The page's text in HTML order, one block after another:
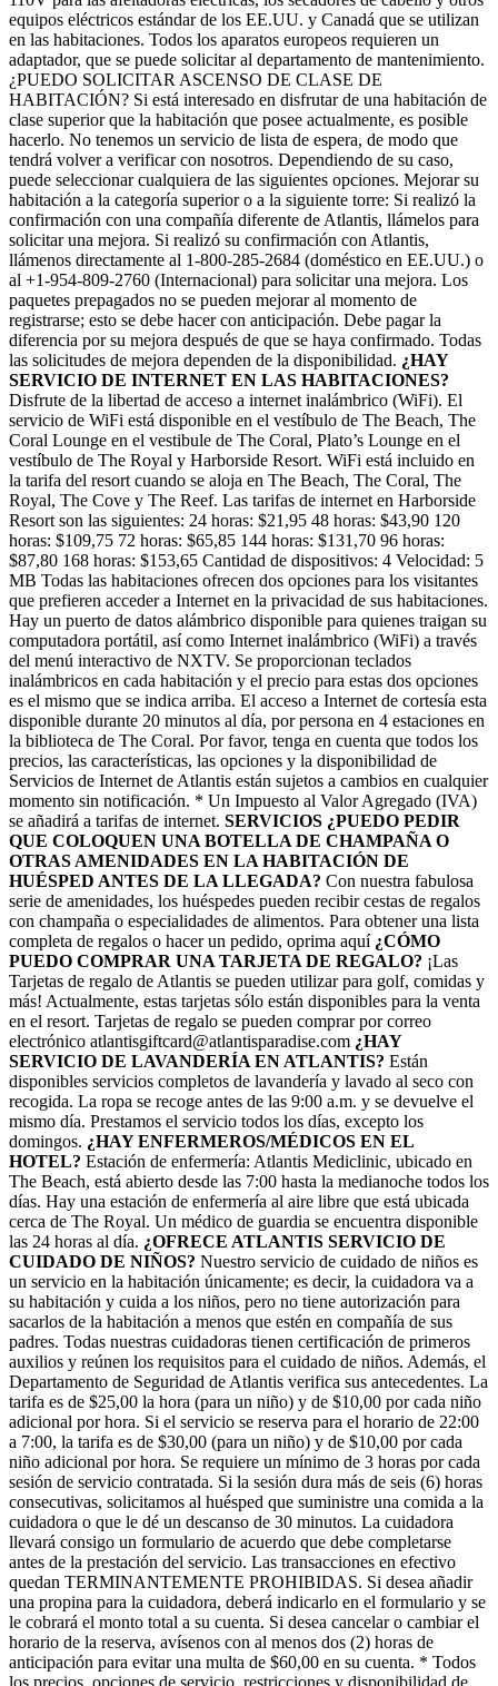
equipos eléctricos estándar de los EE.UU. y Canadá que se utilizan
en las habitaciones. Todos los aparatos europeos requieren un
adaptador, que se puede solicitar al departamento de mantenimiento.
¿PUEDO SOLICITAR ASCENSO DE CLASE DE
HABITACIÓN? Si está interesado en disfrutar de una habitación de
clase superior que la habitación que posee actualmente, es posible
hacerlo. No tenemos un servicio de lista de espera, de modo que
tendrá volver a verificar con nosotros. Dependiendo de su caso,
puede seleccionar cualquiera de las siguientes opciones. Mejorar su
habitación a la categoría superior o a la siguiente torre: Si realizó la
confirmación con una compañía diferente de Atlantis, llámelos para
solicitar una mejora. Si realizó su confirmación con Atlantis,
llámenos directamente al 1-800-285-2684 (doméstico en EE.UU.) o
al +1-954-809-2760 (Internacional) para solicitar una mejora. Los
paquetes prepagados no se pueden mejorar al momento de
registrarse; esto se debe hacer con anticipación. Debe pagar la
diferencia por su mejora después de que se haya confirmado. Todas
las solicitudes de mejora dependen de la disponibilidad. ¿HAY
SERVICIO DE INTERNET EN LAS HABITACIONES?
Disfrute de la libertad de acceso a internet inalámbrico (WiFi). El
servicio de WiFi está disponible en el vestíbulo de The Beach, The
Coral Lounge en el vestibule de The Coral, Plato’s Lounge en el
vestíbulo de The Royal y Harborside Resort. WiFi está incluido en
la tarifa del resort cuando se aloja en The Beach, The Coral, The
Royal, The Cove y The Reef. Las tarifas de internet en Harborside
Resort son las siguientes: 24 horas: $21,95 48 horas: $43,90 120
horas: $109,75 72 horas: $65,85 144 horas: $131,70 96 horas:
$87,80 168 horas: $153,65 Cantidad de dispositivos: 4 Velocidad: 5
MB Todas las habitaciones ofrecen dos opciones para los visitantes
que prefieren acceder a Internet en la privacidad de sus habitaciones.
Hay un puerto de datos alámbrico disponible para quienes traigan su
computadora portátil, así como Internet inalámbrico (WiFi) a través
del menú interactivo de NXTV. Se proporcionan teclados
inalámbricos en cada habitación y el precio para estas dos opciones
es el mismo que se indica arriba. El acceso a Internet de cortesía esta
disponible durante 20 minutos al día, por persona en 4 estaciones en
la biblioteca de The Coral. Por favor, tenga en cuenta que todos los
precios, las características, las opciones y la disponibilidad de
Servicios de Internet de Atlantis están sujetos a cambios en cualquier
momento sin notificación. * Un Impuesto al Valor Agregado (IVA)
se añadirá a tarifas de internet. SERVICIOS ¿PUEDO PEDIR
QUE COLOQUEN UNA BOTELLA DE CHAMPAÑA O
OTRAS AMENIDADES EN LA HABITACIÓN DE
HUÉSPED ANTES DE LA LLEGADA? Con nuestra fabulosa
serie de amenidades, los huéspedes pueden recibir cestas de regalos
con champaña o especialidades de alimentos. Para obtener una lista
completa de regalos o hacer un pedido, oprima aquí ¿CÓMO
PUEDO COMPRAR UNA TARJETA DE REGALO? ¡Las
Tarjetas de regalo de Atlantis se pueden utilizar para golf, comidas y
más! Actualmente, estas tarjetas sólo están disponibles para la venta
en el resort. Tarjetas de regalo se pueden comprar por correo
electrónico atlantisgiftcard@atlantisparadise.com ¿HAY
SERVICIO DE LAVANDERÍA EN ATLANTIS? Están
disponibles servicios completos de lavandería y lavado al seco con
recogida. La ropa se recoge antes de las 9:00 a.m. y se devuelve el
mismo día. Prestamos el servicio todos los días, excepto los
domingos. ¿HAY ENFERMEROS/MÉDICOS EN EL
HOTEL? Estación de enfermería: Atlantis Mediclinic, ubicado en
The Beach, está abierto desde las 7:00 hasta la medianoche todos los
días. Hay una estación de enfermería al aire libre que está ubicada
cerca de The Royal. Un médico de guardia se encuentra disponible
las 24 horas al día. ¿OFRECE ATLANTIS SERVICIO DE
CUIDADO DE NIÑOS? Nuestro servicio de cuidado de niños es
un servicio en la habitación únicamente; es decir, la cuidadora va a
su habitación y cuida a los niños, pero no tiene autorización para
sacarlos de la habitación a menos que estén en compañía de sus
padres. Todas nuestras cuidadoras tienen certificación de primeros
auxilios y reúnen los requisitos para el cuidado de niños. Además, el
Departamento de Seguridad de Atlantis verifica sus antecedentes. La
tarifa es de $25,00 la hora (para un niño) y de $10,00 por cada niño
adicional por hora. Si el servicio se reserva para el horario de 22:00
a 7:00, la tarifa es de $30,00 (para un niño) y de $10,00 por cada
niño adicional por hora. Se requiere un mínimo de 3 horas por cada
sesión de servicio contratada. Si la sesión dura más de seis (6) horas
consecutivas, solicitamos al huésped que suministre una comida a la
cuidadora o que le dé un descanso de 30 minutos. La cuidadora
llevará consigo un formulario de acuerdo que debe completarse
antes de la prestación del servicio. Las transacciones en efectivo
quedan TERMINANTEMENTE PROHIBIDAS. Si desea añadir
una propina para la cuidadora, deberá indicarlo en el formulario y se
le cobrará el monto total a su cuenta. Si desea cancelar o cambiar el
horario de la reserva, avísenos con al menos dos (2) horas de
anticipación para evitar una multa de $60,00 en su cuenta. * Todos
los precios, opciones de servicio, restricciones y disponibilidad de